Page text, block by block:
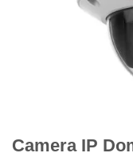
Camera IP